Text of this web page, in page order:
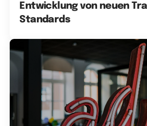
Entwicklung von neuen
Standards